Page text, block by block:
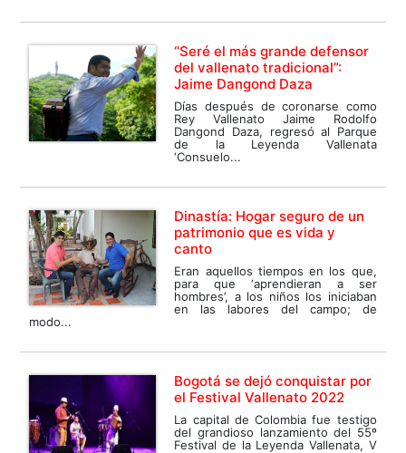
“Seré el más grande defensor
del vallenato tradicional”:
Jaime Dangond Daza
Días después de coronarse como
Rey Vallenato Jaime Rodolfo
Dangond Daza, regresó al Parque
de la Leyenda Vallenata
‘Consuelo...
Dinastía: Hogar seguro de un
patrimonio que es vida y
canto
Eran aquellos tiempos en los que,
para que ‘aprendieran a ser
hombres’, a los niños los iniciaban
en las labores del campo; de
modo...
Bogotá se dejó conquistar por
el Festival Vallenato 2022
La capital de Colombia fue testigo
del grandioso lanzamiento del 55º
Festival de la Leyenda Vallenata, V